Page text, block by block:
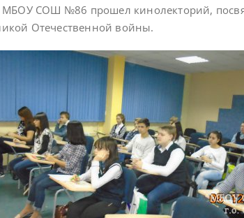
МБОУ СОШ №86 прошел кинолекторий,
Отечественной войны.